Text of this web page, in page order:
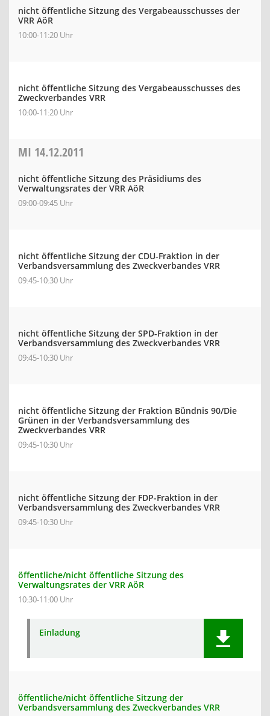
nicht öffentliche Sitzung des Vergabeausschusses der
VRR AöR
10:00-11:20 Uhr
nicht öffentliche Sitzung des Vergabeausschusses des
Zweckverbandes VRR
10:00-11:20 Uhr
MI 14.12.2011
nicht öffentliche Sitzung des Präsidiums des
Verwaltungsrates der VRR AöR
09:00-09:45 Uhr
nicht öffentliche Sitzung der CDU-Fraktion in der
Verbandsversammlung des Zweckverbandes VRR
09:45-10:30 Uhr
nicht öffentliche Sitzung der SPD-Fraktion in der
Verbandsversammlung des Zweckverbandes VRR
09:45-10:30 Uhr
nicht öffentliche Sitzung der Fraktion Bündnis 90/Die
Grünen in der Verbandsversammlung des
Zweckverbandes VRR
09:45-10:30 Uhr
nicht öffentliche Sitzung der FDP-Fraktion in der
Verbandsversammlung des Zweckverbandes VRR
09:45-10:30 Uhr
öffentliche/nicht öffentliche Sitzung des
Verwaltungsrates der VRR AöR
10:30-11:00 Uhr
Einladung
öffentliche/nicht öffentliche Sitzung der
Verbandsversammlung des Zweckverbandes VRR